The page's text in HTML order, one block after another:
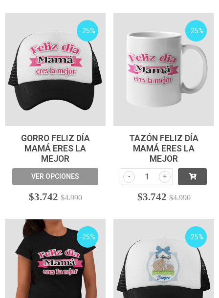
-25%
GORRO FELIZ DÍA
MAMÁ ERES LA
MEJOR
VER OPCIONES
$3.742 $4.990
-25%
TAZÓN FELIZ DÍA
MAMÁ ERES LA
MEJOR
+
-
$3.742 $4.990
-25% -25%